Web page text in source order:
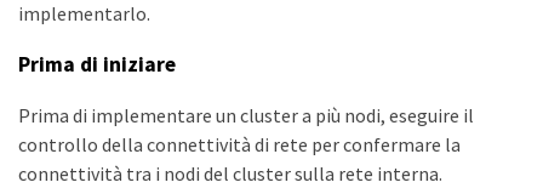
implementarlo.
Prima di iniziare
Prima di implementare un cluster a più nodi, eseguire il
controllo della connettività di rete per confermare la
connettività tra i nodi del cluster sulla rete interna.